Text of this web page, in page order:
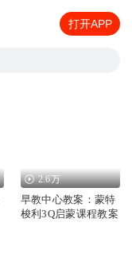
打开APP
2.6万
早教中心教案：蒙特
梭利3Q启蒙课程教案